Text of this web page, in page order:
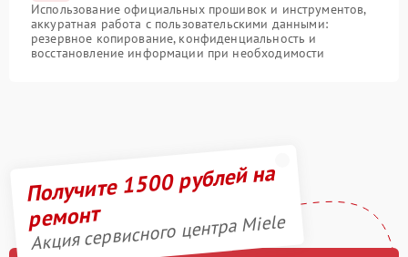
Использование официальных прошивок и инструментов,
аккуратная работа с пользовательскими данными:
резервное копирование, конфиденциальность и
восстановление информации при необходимости
Получите 1500 рублей на
ремонт
Акция сервисного центра Miele